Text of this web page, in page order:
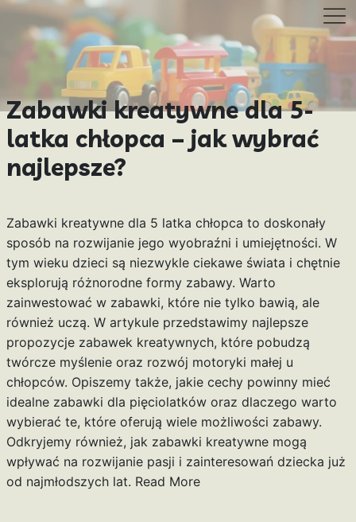
Zabawki kreatywne dla 5-
latka chłopca – jak wybrać
najlepsze?
Zabawki kreatywne dla 5 latka chłopca to doskonały
sposób na rozwijanie jego wyobraźni i umiejętności. W
tym wieku dzieci są niezwykle ciekawe świata i chętnie
eksplorują różnorodne formy zabawy. Warto
zainwestować w zabawki, które nie tylko bawią, ale
również uczą. W artykule przedstawimy najlepsze
propozycje zabawek kreatywnych, które pobudzą
twórcze myślenie oraz rozwój motoryki małej u
chłopców. Opiszemy także, jakie cechy powinny mieć
idealne zabawki dla pięciolatków oraz dlaczego warto
wybierać te, które oferują wiele możliwości zabawy.
Odkryjemy również, jak zabawki kreatywne mogą
wpływać na rozwijanie pasji i zainteresowań dziecka już
od najmłodszych lat. Read More